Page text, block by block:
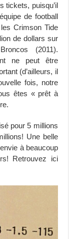
tickets, puisqu’il
de football
Crimson Tide
de dollars sur
(2011).
ne peut être
(d’ailleurs, il
fois, notre
êtes « prêt à
pour 5 millions
Une belle
à beaucoup
Retrouvez ici